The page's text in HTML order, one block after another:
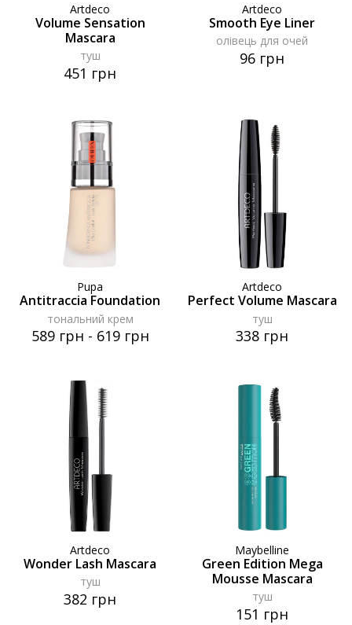
Artdeco
Volume Sensation
Mascara
туш
451 грн
Artdeco
Smooth Eye Liner
олівець для очей
96 грн
Pupa
Antitraccia Foundation
тональний крем
589 грн - 619 грн
Artdeco
Perfect Volume Mascara
туш
338 грн
Artdeco
Wonder Lash Mascara
туш
382 грн
Maybelline
Green Edition Mega
Mousse Mascara
туш
151 грн